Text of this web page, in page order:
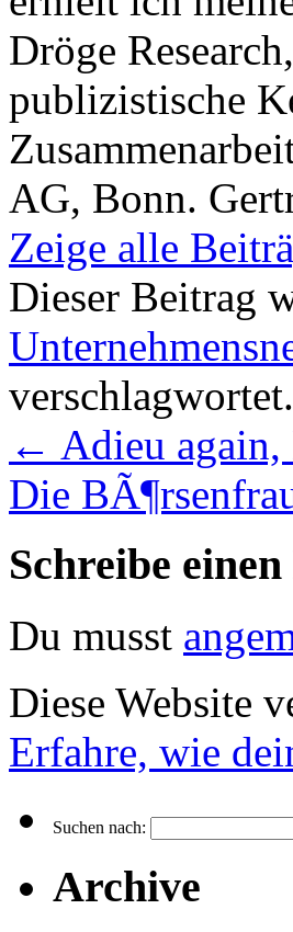
Dröge
publizistische
AG, Bonn.
Zeige alle
Dieser Beitrag
← Adieu again,
Die
Schreibe
Du musst
Diese Website
Erfahre, wie
Suchen nach:
Archive